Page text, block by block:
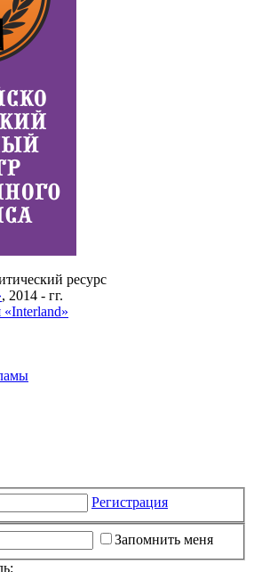
ресурс
, 2014 - гг.
«Interland»
Регистрация
Запомнить меня